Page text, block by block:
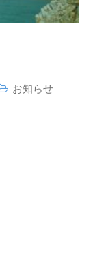
お知らせ